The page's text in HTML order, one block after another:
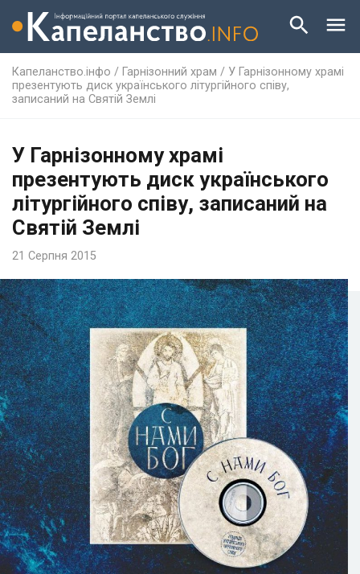
Капеланство.інфо / Гарнізонний храм / У Гарнізонному храмі
презентують диск українського літургійного співу,
записаний на Святій Землі
У Гарнізонному храмі
презентують диск українського
літургійного співу, записаний на
Святій Землі
21 Серпня 2015